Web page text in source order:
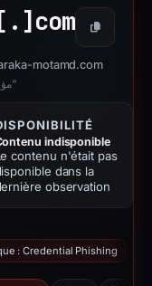
com Copier
motamd.com
“مؤسسة البركة المعتمدة - الصفحة الرئيسية”
indisponible
contenu n'était pas
dans la
observation
: Credential Phishing